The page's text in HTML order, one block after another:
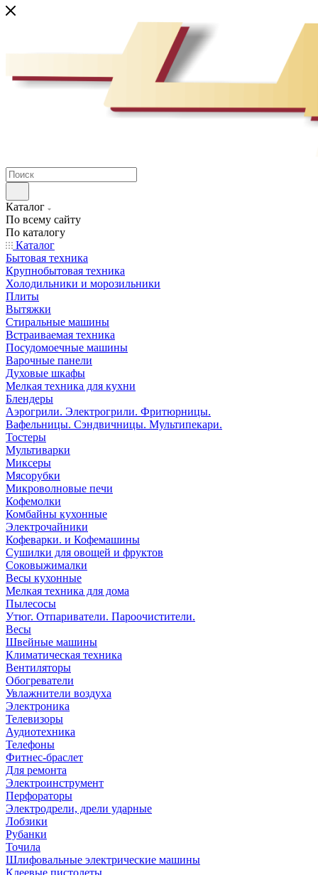
Каталог
По всему сайту
По каталогу
Каталог
Бытовая техника
Крупнобытовая техника
Холодильники и морозильники
Плиты
Вытяжки
Стиральные машины
Встраиваемая техника
Посудомоечные машины
Варочные панели
Духовые шкафы
Мелкая техника для кухни
Блендеры
Аэрогрили. Электрогрили. Фритюрницы.
Вафельницы. Сэндвичницы. Мультипекари.
Тостеры
Мультиварки
Миксеры
Мясорубки
Микроволновые печи
Кофемолки
Комбайны кухонные
Электрочайники
Кофеварки. и Кофемашины
Сушилки для овощей и фруктов
Соковыжималки
Весы кухонные
Мелкая техника для дома
Пылесосы
Утюг. Отпариватели. Пароочистители.
Весы
Швейные машины
Климатическая техника
Вентиляторы
Обогреватели
Увлажнители воздуха
Электроника
Телевизоры
Аудиотехника
Телефоны
Фитнес-браслет
Для ремонта
Электроинструмент
Перфораторы
Электродрели, дрели ударные
Лобзики
Рубанки
Точила
Шлифовальные электрические машины
Клеевые пистолеты